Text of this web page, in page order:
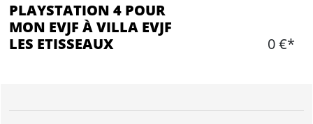
PLAYSTATION 4 POUR
MON EVJF À VILLA EVJF
LES ETISSEAUX
0 €*